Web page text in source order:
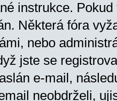
instrukce.
Některá fóra
nebo
jste se
e-mail,
neobdrželi,